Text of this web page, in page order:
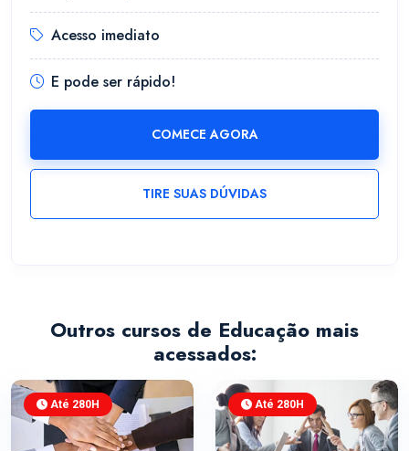
Acesso imediato
E pode ser rápido!
COMECE AGORA
TIRE SUAS DÚVIDAS
Outros cursos de Educação mais
acessados:
Até 280H Até 280H